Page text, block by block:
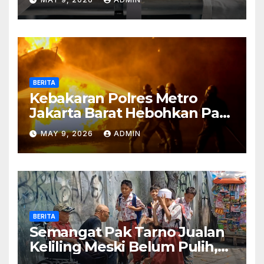
BERITA
Kebakaran Polres Metro
Jakarta Barat Hebohkan Pagi
Hari, Ini Fakta Terbarunya
MAY 9, 2026 ADMIN
BERITA
Semangat Pak Tarno Jualan
Keliling Meski Belum Pulih,